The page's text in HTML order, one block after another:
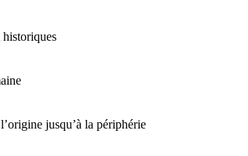
historiques
jusqu’à la périphérie